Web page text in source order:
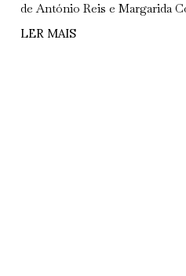
de António Reis e Margarida
LER MAIS